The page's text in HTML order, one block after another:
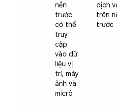
nền
trước
có thể
truy
cập
vào dữ
liệu vị
trí, máy
ảnh và
micrô
dịch
trên
trước